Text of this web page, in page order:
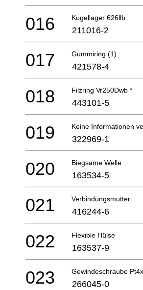
Kugellager 626llb
016 211016-2
Gummiring (1)
017 421578-4
Filzring Vr250Dwb *
018 443101-5
Keine Informationen
019 322969-1
Biegsame Welle
020 163534-5
Verbindungsmutter
021 416244-6
Flexible Hülse
022 163537-9
Gewindeschraube
023 266045-0